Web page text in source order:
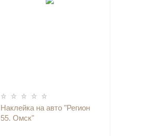
Наклейка на авто "Регион
55. Омск"